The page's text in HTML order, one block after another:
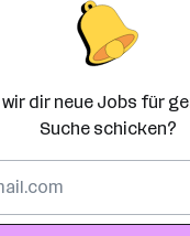
dir neue Jobs für
Suche schicken?